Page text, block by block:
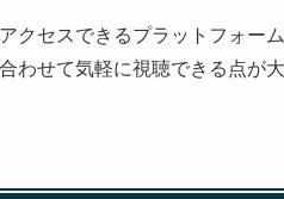
クセスできるプラットフォー
わせて気軽に視聴できる点が